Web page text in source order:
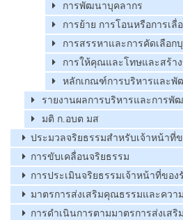
การพัฒนาบุคลากร
การย้าย การโอนหรือการเลื่
การสรรหาและการคัดเลือก
การให้คุณและโทษและสร้า
หลักเกณฑ์การบริหารและพั
รายงานผลการบริหารและการพั
มติ ก.อบต มส
ประมวลจริยธรรมสำหรับเจ้าหน้าที่ข
การขับเคลื่อนจริยธรรม
การประเมินจริยธรรมเจ้าหน้าที่ของ
มาตรการส่งเสริมคุณธรรมและควา
การดำเนินการตามมาตรการส่งเส